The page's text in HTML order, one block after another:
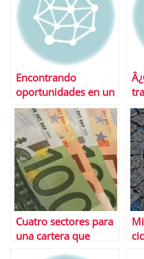
Encontrando
oportunidades en un
mercado volÃ¡til
Cuatro sectores para
una cartera que
superarÃ¡ al mercado